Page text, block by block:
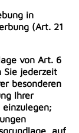
in
(Art. 21
von Art. 6
Sie jederzeit
besonderen
Ihrer
auf